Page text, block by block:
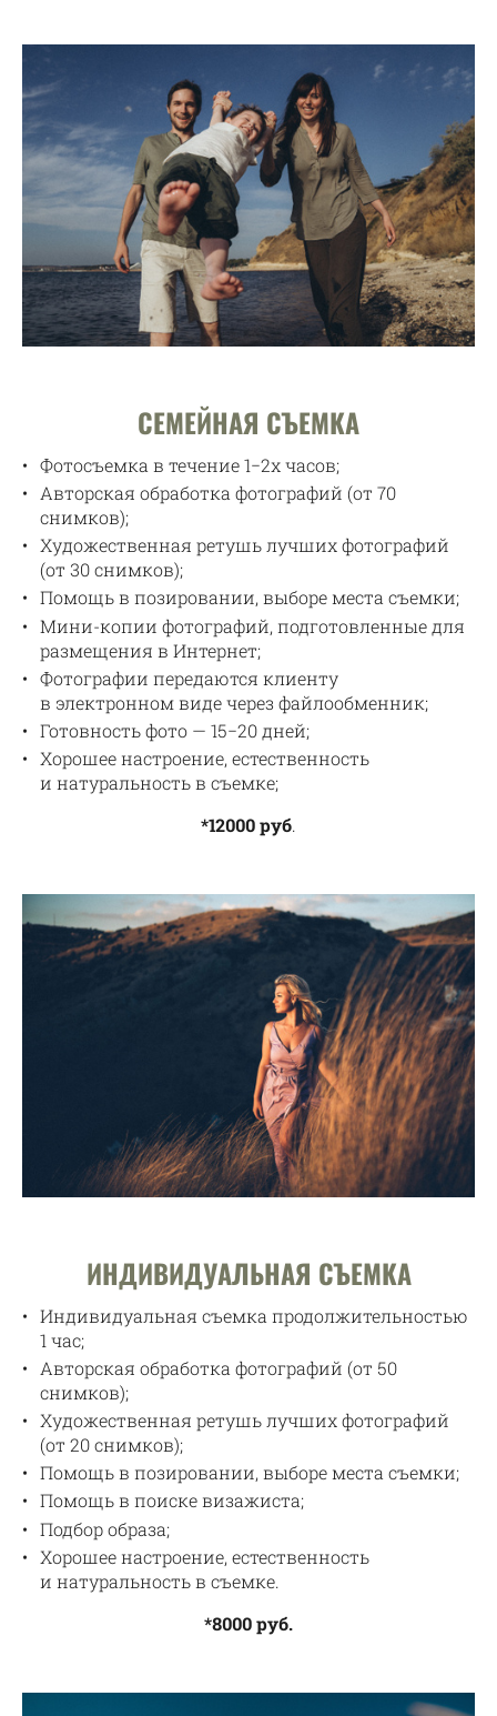
СЕМЕЙНАЯ СЪЕМКА
Фотосъемка в течение 1−2х часов;
Авторская обработка фотографий (от 70
снимков);
Художественная ретушь лучших фотографий
(от 30 снимков);
Помощь в позировании, выборе места съемки;
Мини-копии фотографий, подготовленные для
размещения в Интернет;
Фотографии передаются клиенту
в электронном виде через файлообменник;
Готовность фото — 15−20 дней;
Хорошее настроение, естественность
и натуральность в съемке;
*12000 руб.
ИНДИВИДУАЛЬНАЯ СЪЕМКА
Индивидуальная съемка продолжительностью
1 час;
Авторская обработка фотографий (от 50
снимков);
Художественная ретушь лучших фотографий
(от 20 снимков);
Помощь в позировании, выборе места съемки;
Помощь в поиске визажиста;
Подбор образа;
Хорошее настроение, естественность
и натуральность в съемке.
*8000 руб.